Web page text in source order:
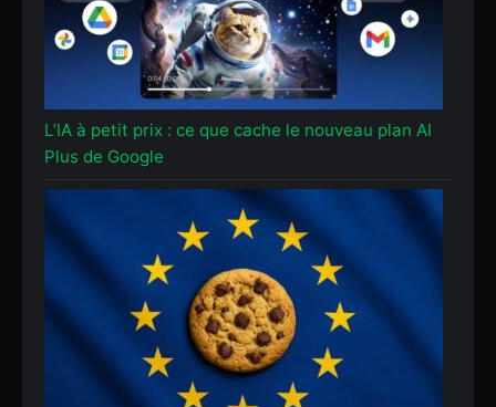
L’IA à petit prix : ce que cache le nouveau plan AI
Plus de Google